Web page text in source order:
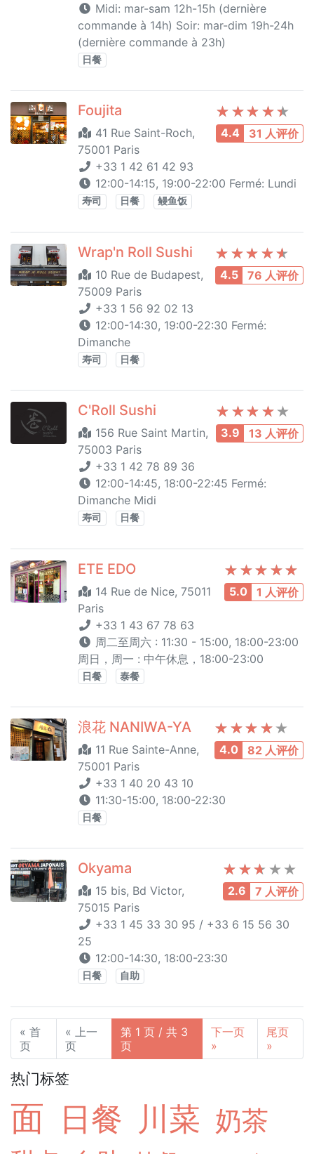
Midi: mar-sam 12h-15h (dernière
commande à 14h) Soir: mar-dim 19h-24h
(dernière commande à 23h)
日餐
4.4 31 人评价
Foujita
41 Rue Saint-Roch,
75001 Paris
+33 1 42 61 42 93
12:00-14:15, 19:00-22:00 Fermé: Lundi
寿司 日餐 鳗鱼饭
4.5 76 人评价
Wrap'n Roll Sushi
10 Rue de Budapest,
75009 Paris
+33 1 56 92 02 13
12:00-14:30, 19:00-22:30 Fermé:
Dimanche
寿司 日餐
3.9 13 人评价
C'Roll Sushi
156 Rue Saint Martin,
75003 Paris
+33 1 42 78 89 36
12:00-14:45, 18:00-22:45 Fermé:
Dimanche Midi
寿司 日餐
5.0 1 人评价
ETE EDO
14 Rue de Nice, 75011
Paris
+33 1 43 67 78 63
周二至周六 : 11:30 - 15:00, 18:00-23:00
周日，周一 : 中午休息，18:00-23:00
日餐 泰餐
4.0 82 人评价
浪花 NANIWA-YA
11 Rue Sainte-Anne,
75001 Paris
+33 1 40 20 43 10
11:30-15:00, 18:00-22:30
日餐
2.6 7 人评价
Okyama
15 bis, Bd Victor,
75015 Paris
+33 1 45 33 30 95 / +33 6 15 56 30
25
12:00-14:30, 18:00-23:30
日餐 自助
« 首
页
« 上一
页
第 1 页 / 共 3
页
下一页
»
尾页
»
热门标签
面 日餐 川菜 奶茶